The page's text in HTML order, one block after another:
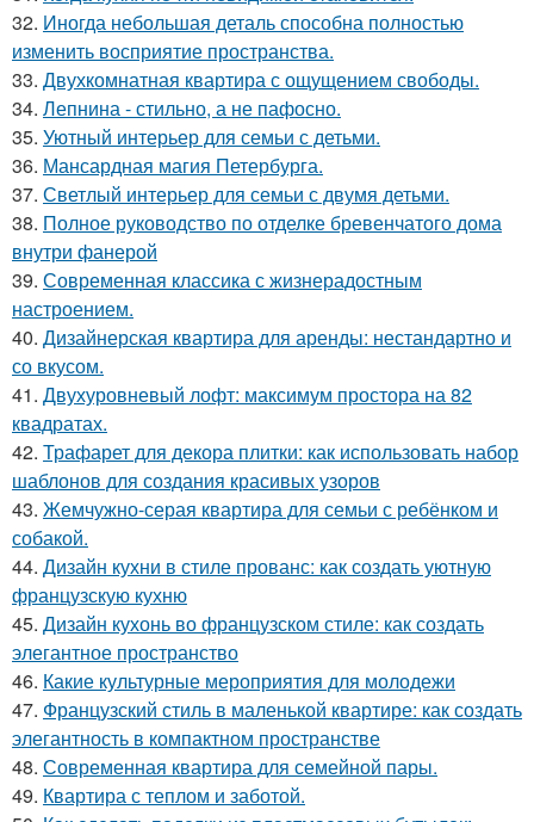
32. Иногда небольшая деталь способна полностью
изменить восприятие пространства.
33. Двухкомнатная квартира с ощущением свободы.
34. Лепнина - стильно, а не пафосно.
35. Уютный интерьер для семьи с детьми.
36. Мансардная магия Петербурга.
37. Светлый интерьер для семьи с двумя детьми.
38. Полное руководство по отделке бревенчатого дома
внутри фанерой
39. Современная классика с жизнерадостным
настроением.
40. Дизайнерская квартира для аренды: нестандартно и
со вкусом.
41. Двухуровневый лофт: максимум простора на 82
квадратах.
42. Трафарет для декора плитки: как использовать набор
шаблонов для создания красивых узоров
43. Жемчужно-серая квартира для семьи с ребёнком и
собакой.
44. Дизайн кухни в стиле прованс: как создать уютную
французскую кухню
45. Дизайн кухонь во французском стиле: как создать
элегантное пространство
46. Какие культурные мероприятия для молодежи
47. Французский стиль в маленькой квартире: как создать
элегантность в компактном пространстве
48. Современная квартира для семейной пары.
49. Квартира с теплом и заботой.